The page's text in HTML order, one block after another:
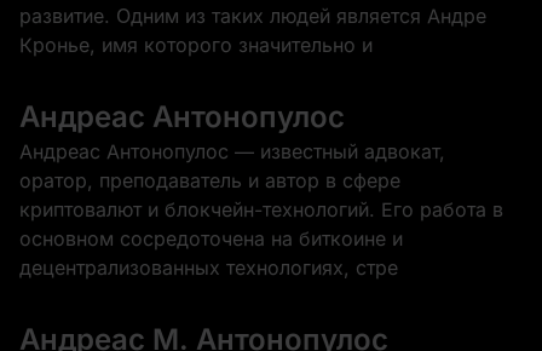
развитие. Одним из таких людей является Андре
Кронье, имя которого значительно и
Андреас Антонопулос
Андреас Антонопулос — известный адвокат,
оратор, преподаватель и автор в сфере
криптовалют и блокчейн-технологий. Его работа в
основном сосредоточена на биткоине и
децентрализованных технологиях, стре
Андреас М. Антонопулос